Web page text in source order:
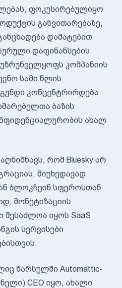
ფოკუსირებულიყო
განვითარებაზე,
დამატებით
დაფინანსების
კომპანიის
სამი წლის
კონცენტრირდება
ბაზის
ახალ
რომ Bluesky არ
მიუხედავად
ბლოკჩეინ სფეროსთან
მონეტიზაციის
შესაძლოა იყოს SaaS
სერვისები
წარსულში Automattic-
CEO იყო, ახალი